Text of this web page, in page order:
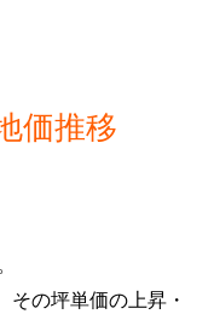
価推移
の坪単価の上昇・